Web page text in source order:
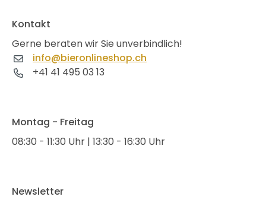
Kontakt
Gerne beraten wir Sie unverbindlich!
info@bieronlineshop.ch
+41 41 495 03 13
Montag - Freitag
08:30 - 11:30 Uhr | 13:30 - 16:30 Uhr
Newsletter